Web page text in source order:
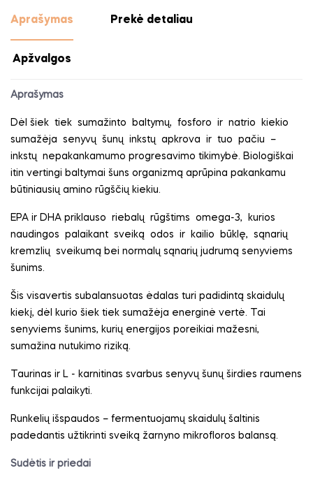
Aprašymas Prekė detaliau
Apžvalgos
Aprašymas
Dėl šiek tiek sumažinto baltymų, fosforo ir natrio
kiekio
sumažėja
senyvų šunų inkstų apkrova ir tuo pačiu
–
inkstų
nepakankamumo progresavimo tikimybė. Biologiškai
itin vertingi baltymai šuns organizmą aprūpina pakankamu
būtiniausių amino rūgščių kiekiu.
EPA ir DHA priklauso riebalų rūgštims omega-3,
kurios
naudingos
palaikant sveiką odos ir kailio būklę,
sąnarių
kremzlių
sveikumą bei normalų sąnarių judrumą senyviems
šunims.
Šis visavertis subalansuotas ėdalas turi padidintą skaidulų
kiekį, dėl kurio šiek tiek sumažėja energinė vertė. Tai
senyviems šunims, kurių energijos poreikiai mažesni,
sumažina nutukimo riziką.
Taurinas ir L - karnitinas svarbus senyvų šunų širdies raumens
funkcijai palaikyti.
Runkelių išspaudos – fermentuojamų skaidulų šaltinis
padedantis užtikrinti sveiką žarnyno mikrofloros balansą.
Sudėtis ir priedai